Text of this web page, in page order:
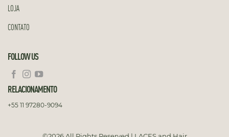
LOJA
CONTATO
FOLLOW US
RELACIONAMENTO
+55 11 97280-9094